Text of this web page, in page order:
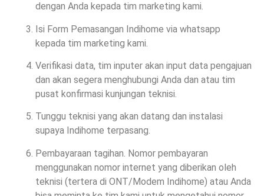
dengan Anda kepada tim marketing kami.
Isi Form Pemasangan Indihome via whatsapp
kepada tim marketing kami.
Verifikasi data, tim inputer akan input data pengajuan
dan akan segera menghubungi Anda dan atau tim
pusat konfirmasi kunjungan teknisi.
Tunggu teknisi yang akan datang dan instalasi
supaya Indihome terpasang.
Pembayaraan tagihan. Nomor pembayaran
menggunakan nomor internet yang diberikan oleh
teknisi (tertera di ONT/Modem Indihome) atau Anda